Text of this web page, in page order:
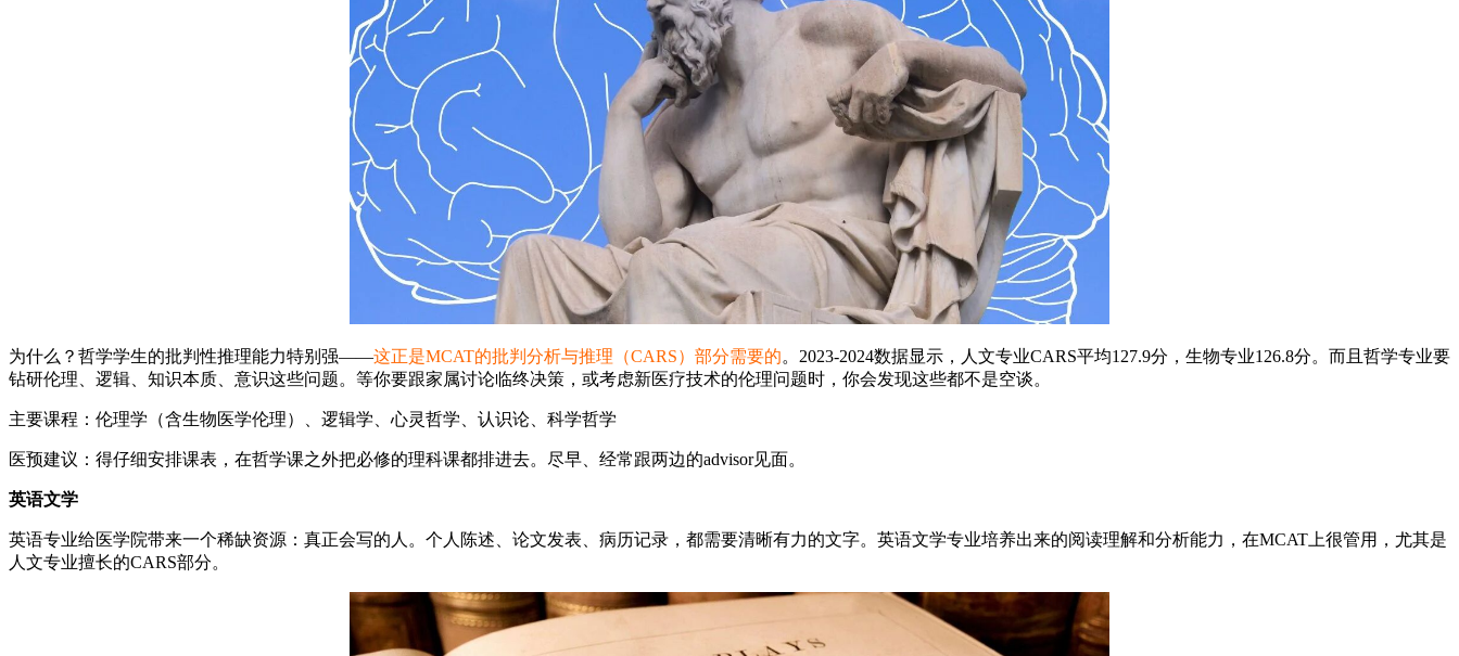
为什么？哲学学生的批判性推理能力特别强——这正是MCAT的批判分析与推理（CARS）部分需要的。2023-2024数据显示，人文专业CARS平均127.9分，生物专业126.8分。而且哲学专业要
钻研伦理、逻辑、知识本质、意识这些问题。等你要跟家属讨论临终决策，或考虑新医疗技术的伦理问题时，你会发现这些都不是空谈。
主要课程：伦理学（含生物医学伦理）、逻辑学、心灵哲学、认识论、科学哲学
医预建议：得仔细安排课表，在哲学课之外把必修的理科课都排进去。尽早、经常跟两边的advisor见面。
英语文学
英语专业给医学院带来一个稀缺资源：真正会写的人。个人陈述、论文发表、病历记录，都需要清晰有力的文字。英语文学专业培养出来的阅读理解和分析能力，在MCAT上很管用，尤其是
人文专业擅长的CARS部分。